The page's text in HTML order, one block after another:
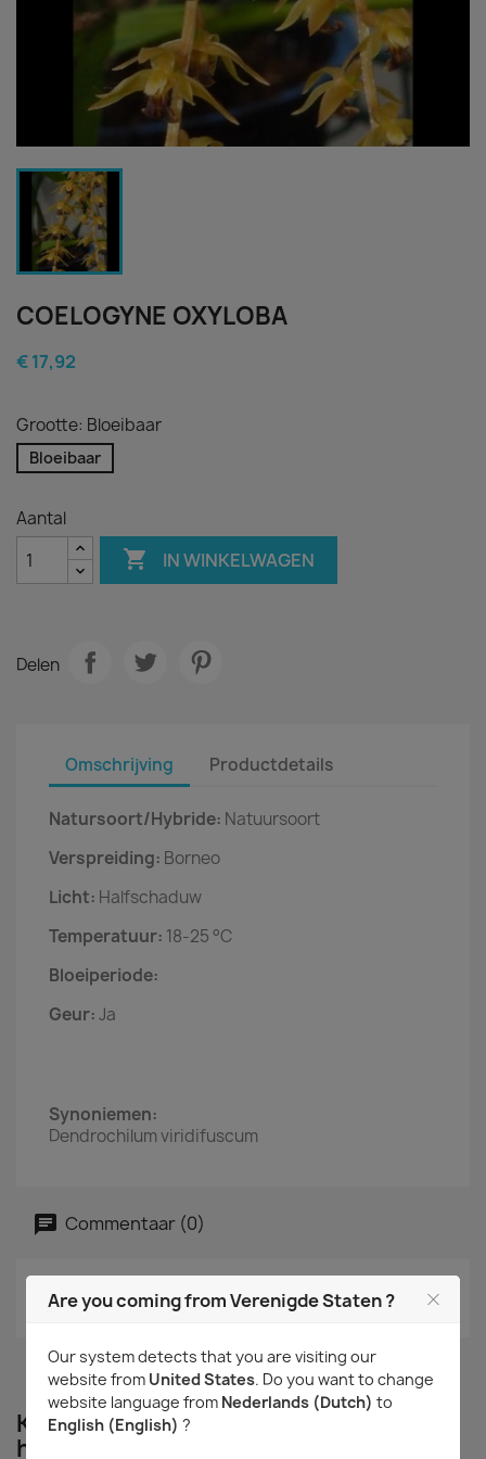
COELOGYNE OXYLOBA
€ 17,92
Grootte: Bloeibaar
Bloeibaar
Aantal
 IN WINKELWAGEN
Delen
Omschrijving Productdetails
Natursoort/Hybride: Natuursoort
Verspreiding: Borneo
Licht: Halfschaduw
Temperatuur: 18-25 °C
Bloeiperiode:
Geur:Ja
Synoniemen:
Dendrochilum viridifuscum
Commentaar (0)
Geen klantenbeoordelingen op het moment.
Klanten die dit product aangeschaft
hebben kochten ook...
Are you coming from Verenigde Staten ?
Our system detects that you are visiting our
website from United States. Do you want to change
website language from Nederlands (Dutch) to
English (English) ?